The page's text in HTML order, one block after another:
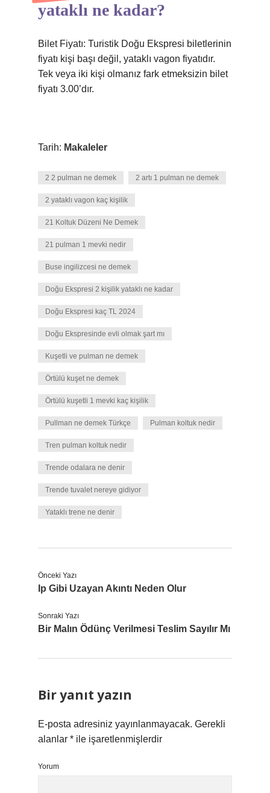
yataklı ne kadar?
Bilet Fiyatı: Turistik Doğu Ekspresi biletlerinin
fiyatı kişi başı değil, yataklı vagon fiyatıdır.
Tek veya iki kişi olmanız fark etmeksizin bilet
fiyatı 3.00’dır.
Tarih: Makaleler
2 2 pulman ne demek 2 artı 1 pulman ne demek
2 yataklı vagon kaç kişilik
21 Koltuk Düzeni Ne Demek
21 pulman 1 mevki nedir
Buse ingilizcesi ne demek
Doğu Ekspresi 2 kişilik yataklı ne kadar
Doğu Ekspresi kaç TL 2024
Doğu Ekspresinde evli olmak şart mı
Kuşetli ve pulman ne demek
Örtülü kuşet ne demek
Örtülü kuşetli 1 mevki kaç kişilik
Pullman ne demek Türkçe Pulman koltuk nedir
Tren pulman koltuk nedir
Trende odalara ne denir
Trende tuvalet nereye gidiyor
Yataklı trene ne denir
Önceki Yazı
Ip Gibi Uzayan Akıntı Neden Olur
Sonraki Yazı
Bir Malın Ödünç Verilmesi Teslim Sayılır Mı
Bir yanıt yazın
E-posta adresiniz yayınlanmayacak. Gerekli
alanlar * ile işaretlenmişlerdir
Yorum